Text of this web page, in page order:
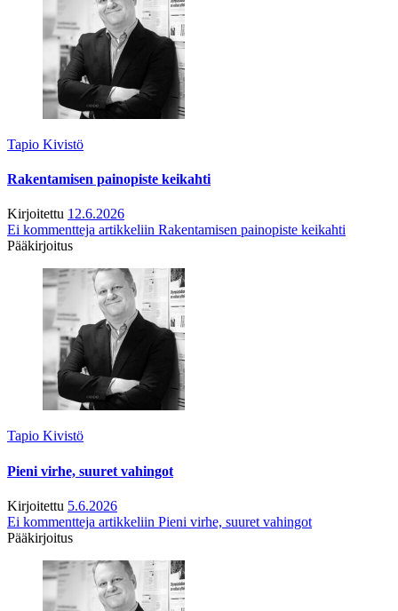
Tapio Kivistö
Rakentamisen painopiste keikahti
Kirjoitettu 12.6.2026
Ei kommentteja artikkeliin Rakentamisen painopiste keikahti
Pääkirjoitus
Tapio Kivistö
Pieni virhe, suuret vahingot
Kirjoitettu 5.6.2026
Ei kommentteja artikkeliin Pieni virhe, suuret vahingot
Pääkirjoitus